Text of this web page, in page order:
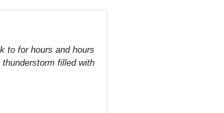
to for hours and hours
filled with